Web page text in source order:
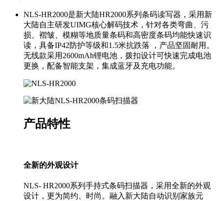
NLS-HR2000是新大陆HR2000系列条码读写器，采用新
大陆自主研发UIMG核心解码技术，针对各类弯曲、污
损、褶皱、模糊等地质量条码和高密度条码均能快速识
读，具备IP42防护等级和1.5米抗跌落 ，产品坚固耐用。
无线款采用2600mAh锂电池，拨扣设计可快速完成电池
更换，配备智能支架，集成蓝牙及充电功能。
产品特性
全新的外观设计
NLS- HR2000系列手持式条码扫描器，采用全新的外观
设计，更为简约、时尚。融入新大陆自动识别家族元